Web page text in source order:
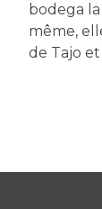
bodega
même,
de Tajo et